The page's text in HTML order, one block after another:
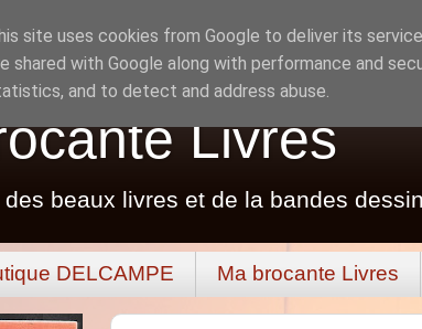
Livres
beaux livres et de la bandes
DELCAMPE Ma brocante Livres
site uses cookies from Google to deliver its
shared with Google along with performance and
and to detect and address abuse.